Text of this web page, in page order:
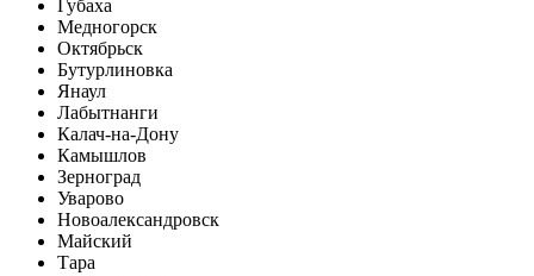
Губаха
Медногорск
Октябрьск
Бутурлиновка
Янаул
Лабытнанги
Калач-на-Дону
Камышлов
Зерноград
Уварово
Новоалександровск
Майский
Тара